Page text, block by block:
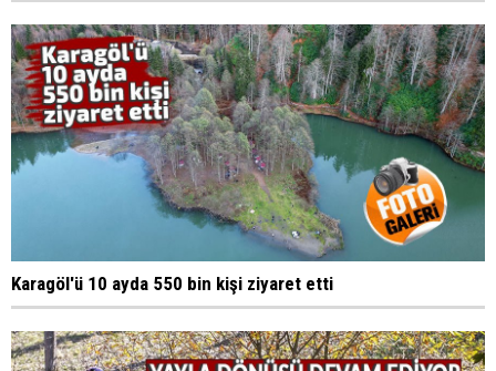
Karagöl'ü 10 ayda 550 bin kişi ziyaret etti